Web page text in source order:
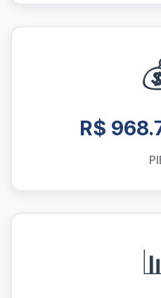
R$